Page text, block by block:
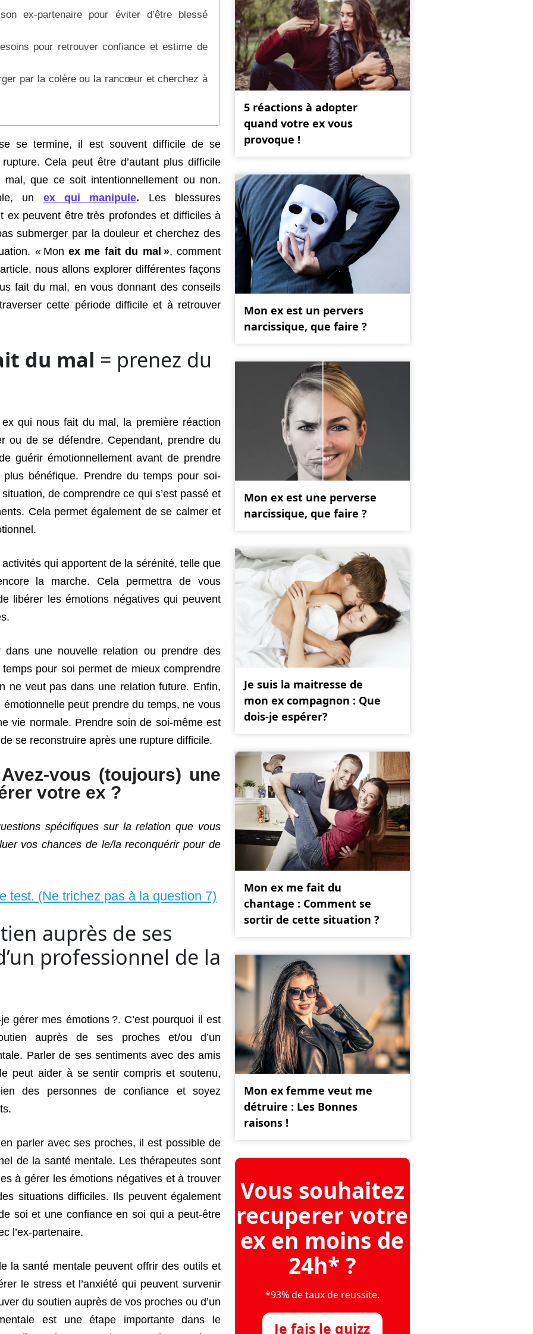
ex-partenaire pour éviter d’être blessé
pour retrouver confiance et estime de
par la colère ou la rancœur et cherchez à
se termine, il est souvent difficile de se
Cela peut être d’autant plus difficile
mal, que ce soit intentionnellement ou non.
un
ex qui manipule. Les blessures
ex peuvent être très profondes et difficiles à
submerger par la douleur et cherchez des
« Monex me fait du mal », comment
nous allons explorer différentes façons
fait du mal, en vous donnant des conseils
cette période difficile et à retrouver
du mal = prenez du
qui nous fait du mal, la première réaction
ou de se défendre. Cependant, prendre du
guérir émotionnellement avant de prendre
bénéfique. Prendre du temps pour soi-
de comprendre ce qui s’est passé et
Cela permet également de se calmer et
qui apportent de la sérénité, telle que
la marche. Cela permettra de vous
libérer les émotions négatives qui peuvent
une nouvelle relation ou prendre des
pour soi permet de mieux comprendre
ne veut pas dans une relation future. Enfin,
peut prendre du temps, ne vous
vie normale. Prendre soin de soi-même est
se reconstruire après une rupture difficile.
vous (toujours) une
votre ex ?
spécifiques sur la relation que vous
vos chances de le/la reconquérir pour de
test. (Ne trichez pas à la question 7)
auprès de ses
professionnel de la
gérer mes émotions ?. C’est pourquoi il est
auprès de ses proches et/ou d’un
Parler de ses sentiments avec des amis
peut aider à se sentir compris et soutenu,
des personnes de confiance et soyez
en parler avec ses proches, il est possible de
de la santé mentale. Les thérapeutes sont
à gérer les émotions négatives et à trouver
situations difficiles. Ils peuvent également
soi et une confiance en soi qui a peut-être
l’ex-partenaire.
la santé mentale peuvent offrir des outils et
le stress et l’anxiété qui peuvent survenir
du soutien auprès de vos proches ou d’un
est une étape importante dans le
5 réactions à adopter
quand votre ex vous
provoque !
Mon ex est un pervers
narcissique, que faire ?
Mon ex est une perverse
narcissique, que faire ?
Je suis la maitresse de
mon ex compagnon : Que
dois-je espérer?
Mon ex me fait du
chantage : Comment se
sortir de cette situation ?
Mon ex femme veut me
détruire : Les Bonnes
raisons !
Vous souhaitez
recuperer votre
ex en moins de
24h* ?
*93% de taux de reussite.
Je fais le quizz